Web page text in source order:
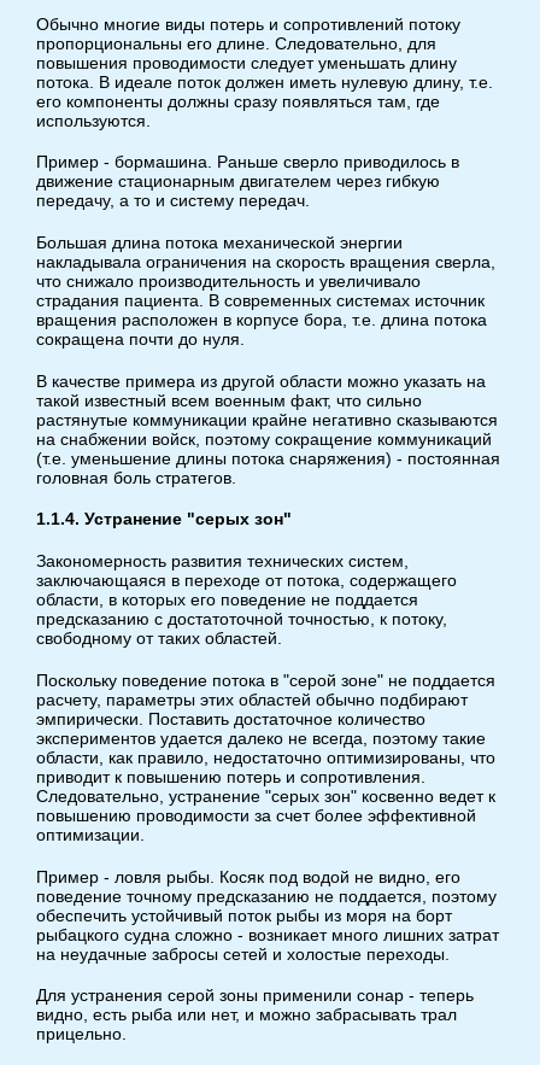
Обычно многие виды потерь и сопротивлений потоку
пропорциональны его длине. Следовательно, для
повышения проводимости следует уменьшать длину
потока. В идеале поток должен иметь нулевую длину, т.е.
его компоненты должны сразу появляться там, где
используются.
Пример - бормашина. Раньше сверло приводилось в
движение стационарным двигателем через гибкую
передачу, а то и систему передач.
Большая длина потока механической энергии
накладывала ограничения на скорость вращения сверла,
что снижало производительность и увеличивало
страдания пациента. В современных системах источник
вращения расположен в корпусе бора, т.е. длина потока
сокращена почти до нуля.
В качестве примера из другой области можно указать на
такой известный всем военным факт, что сильно
растянутые коммуникации крайне негативно сказываются
на снабжении войск, поэтому сокращение коммуникаций
(т.е. уменьшение длины потока снаряжения) - постоянная
головная боль стратегов.
1.1.4. Устранение "серых зон"
Закономерность развития технических систем,
заключающаяся в переходе от потока, содержащего
области, в которых его поведение не поддается
предсказанию с достатоточной точностью, к потоку,
свободному от таких областей.
Поскольку поведение потока в "серой зоне" не поддается
расчету, параметры этих областей обычно подбирают
эмпирически. Поставить достаточное количество
экспериментов удается далеко не всегда, поэтому такие
области, как правило, недостаточно оптимизированы, что
приводит к повышению потерь и сопротивления.
Следовательно, устранение "серых зон" косвенно ведет к
повышению проводимости за счет более эффективной
оптимизации.
Пример - ловля рыбы. Косяк под водой не видно, его
поведение точному предсказанию не поддается, поэтому
обеспечить устойчивый поток рыбы из моря на борт
рыбацкого судна сложно - возникает много лишних затрат
на неудачные забросы сетей и холостые переходы.
Для устранения серой зоны применили сонар - теперь
видно, есть рыба или нет, и можно забрасывать трал
прицельно.